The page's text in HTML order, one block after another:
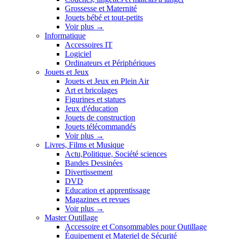
Grossesse et Maternité
Jouets bébé et tout-petits
Voir plus →
Informatique
Accessoires IT
Logiciel
Ordinateurs et Périphériques
Jouets et Jeux
Jouets et Jeux en Plein Air
Art et bricolages
Figurines et statues
Jeux d'éducation
Jouets de construction
Jouets télécommandés
Voir plus →
Livres, Films et Musique
Actu,Politique, Société sciences
Bandes Dessinées
Divertissement
DVD
Education et apprentissage
Magazines et revues
Voir plus →
Master Outillage
Accessoire et Consommables pour Outillage
Équipement et Materiel de Sécurité